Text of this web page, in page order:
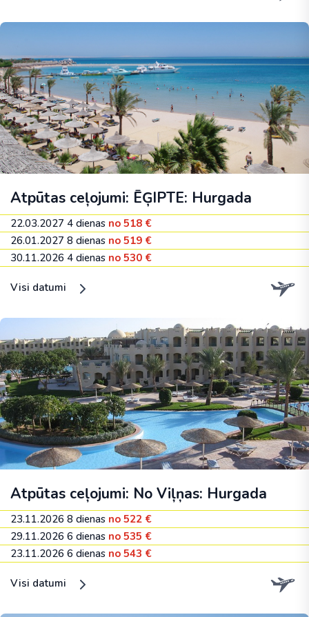
Atpūtas ceļojumi: ĒĢIPTE: Hurgada
22.03.2027 4 dienas no 518 €
26.01.2027 8 dienas no 519 €
30.11.2026 4 dienas no 530 €
Visi datumi
Atpūtas ceļojumi: No Viļņas: Hurgada
23.11.2026 8 dienas no 522 €
29.11.2026 6 dienas no 535 €
23.11.2026 6 dienas no 543 €
Visi datumi